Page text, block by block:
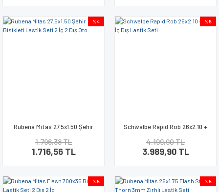
%4
Rubena Mitas 27.5x1.50 Şehir
Oto
1.796,38 TL
1.716,56 TL
%5
Schwalbe Rapid Rob 26x2.10 +
4.199,90 TL
3.989,90 TL
%5 %5